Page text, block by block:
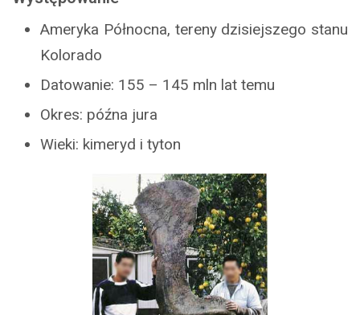
Ameryka Północna, tereny dzisiejszego stanu
Kolorado
Datowanie: 155 – 145 mln lat temu
Okres: późna jura
Wieki: kimeryd i tyton